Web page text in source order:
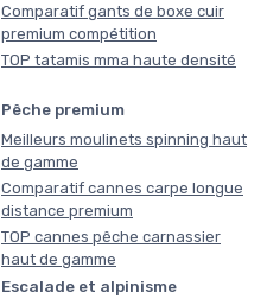
Comparatif gants de boxe cuir
premium compétition
TOP tatamis mma haute densité
Pêche premium
Meilleurs moulinets spinning haut
de gamme
Comparatif cannes carpe longue
distance premium
TOP cannes pêche carnassier
haut de gamme
Escalade et alpinisme